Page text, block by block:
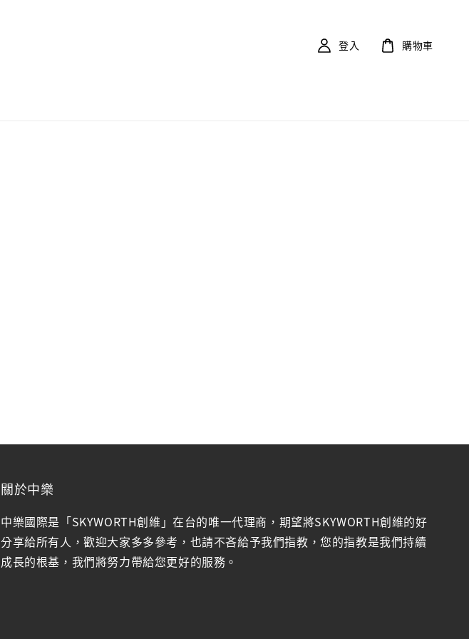
登入 購物車
關於中樂
中樂國際是「SKYWORTH創維」在台的唯一代理商，期望將SKYWORTH創維的好
分享給所有人，歡迎大家多多參考，也請不吝給予我們指教，您的指教是我們持續
成長的根基，我們將努力帶給您更好的服務。